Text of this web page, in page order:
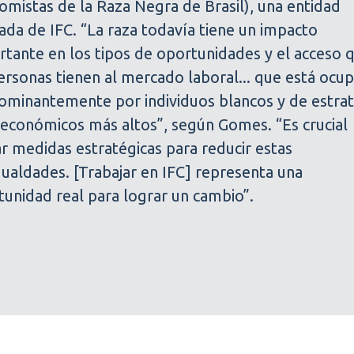
de la Raza Negra de Brasil), una entidad
de IFC. “La raza todavía tiene un impacto
en los tipos de oportunidades y el acceso
tienen al mercado laboral... que está
por individuos blancos y de
más altos”, según Gomes. “Es crucial
medidas estratégicas para reducir estas
[Trabajar en IFC] representa una
real para lograr un cambio”.